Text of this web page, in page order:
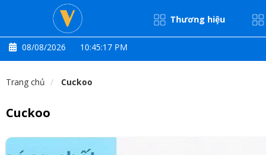
Thương hiệu
08/08/2026 10:45:18 PM
Trang chủ Cuckoo
Cuckoo